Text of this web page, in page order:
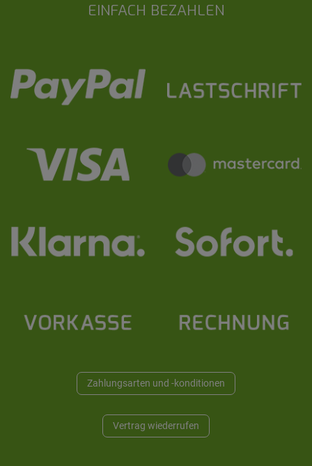
EINFACH BEZAHLEN
Zahlungsarten und -konditionen
Vertrag wiederrufen